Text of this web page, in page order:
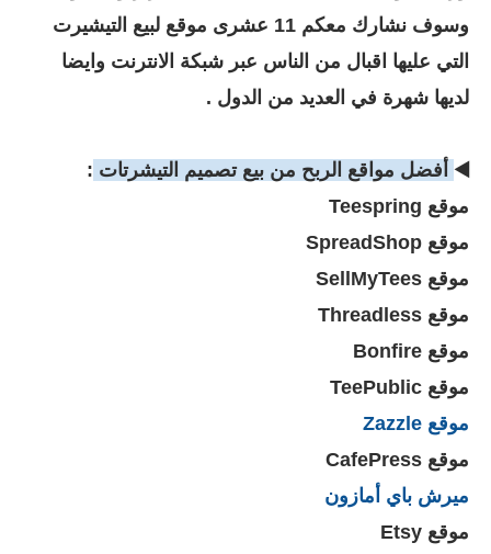
وسوف نشارك معكم 11 عشرى موقع لبيع التيشيرت
التي عليها اقبال من الناس عبر شبكة الانترنت وايضا
لديها شهرة في العديد من الدول .
◀️ أفضل مواقع الربح من بيع تصميم التيشرتات :
موقع Teespring
موقع SpreadShop
موقع SellMyTees
موقع Threadless
موقع Bonfire
موقع TeePublic
موقع Zazzle
موقع CafePress
ميرش باي أمازون
موقع Etsy